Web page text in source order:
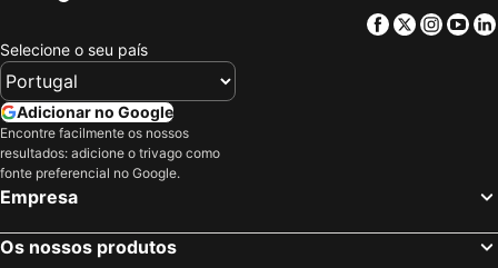
Facebook
Twitter
Selecione o seu país
Adicionar no Google
Encontre facilmente os nossos
resultados: adicione o trivago como
fonte preferencial no Google.
Empresa
Os nossos produtos